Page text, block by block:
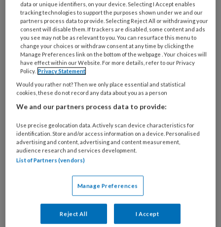
betekent dat ziekenhuizen erop gericht zijn
mensen zo min mogelijk op te nemen en zo snel
mogelijk te ontslaan. Deze zorg komt allemaal
in de 1elijn terecht, op het bordje van de
huisartsenpraktijken. Zij hebben daardoor ook
veel regelwerk erbij gekregen. Als ze
bijvoorbeeld een telefoontje krijgen van
familie dat het thuis met een oudere echt niet
meer gaat, is het aan de huisarts of POH om
daarop in te springen. Dat kan door het
regelen van een opvang- of herstelbed,
inzetten van thuiszorg of een andere
oplossing. Maar je moet weten hoe je dat kunt
aanpakken en hebt daar een ander soort
kennis voor nodig dan je tot nu toe in de
opleiding leert.”
data or unique identifiers, on your device. Selecting I Accept enables
tracking technologies to support the purposes shown under we and our
partners process data to provide. Selecting Reject All or withdrawing your
consent will disable them. If trackers are disabled, some content and ads
you see may not be as relevant to you. You can resurface this menu to
change your choices or withdraw consent at any time by clicking the
Manage Preferences link on the bottom of the webpage . Your choices will
have effect within our Website. For more details, refer to our Privacy
Policy. Privacy Statement
Would you rather not? Then we only place essential and statistical
cookies, these do not record any data about you as a person
We and our partners process data to provide:
Use precise geolocation data. Actively scan device characteristics for
identification. Store and/or access information on a device. Personalised
advertising and content, advertising and content measurement,
audience research and services development.
List of Partners (vendors)
Manage Preferences
Reject All I Accept